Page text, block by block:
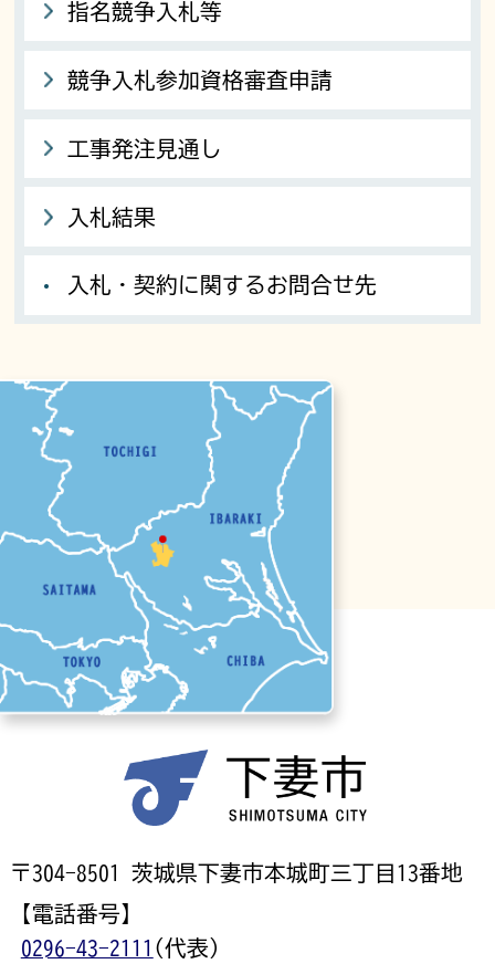
指名競争入札等
競争入札参加資格審査申請
工事発注見通し
入札結果
入札・契約に関するお問合せ先
〒304-8501 茨城県下妻市本城町三丁目13番地
【電話番号】
0296-43-2111 (代表)